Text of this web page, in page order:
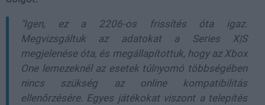
"Igen, ez a 2206-os frissítés óta igaz.
Megvizsgáltuk az adatokat a Series X|S
megjelenése óta, és megállapítottuk, hogy az Xbox
One lemezeknél az esetek túlnyomó többségében
nincs szükség az online kompatibilitás
ellenőrzésére. Egyes játékokat viszont a telepítés